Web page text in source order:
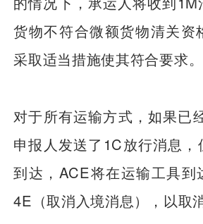
货物不符合微额货物清关资
采取适当措施使其符合要求。
对于所有运输方式，如果已
申报人发送了1C放行消息，
到达，ACE将在运输工具到
4E（取消入境消息），以取